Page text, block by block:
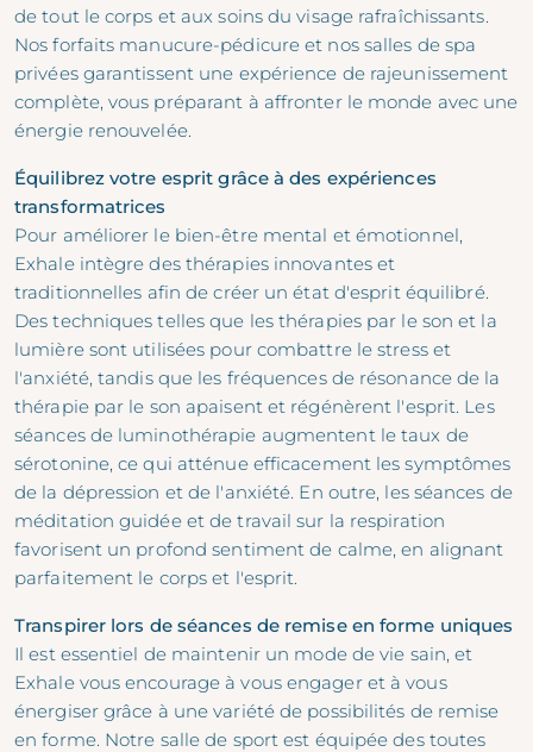
de tout le corps et aux soins du visage rafraîchissants.
Nos forfaits manucure-pédicure et nos salles de spa
privées garantissent une expérience de rajeunissement
complète, vous préparant à affronter le monde avec une
énergie renouvelée.
Équilibrez votre esprit grâce à des expériences
transformatrices
Pour améliorer le bien-être mental et émotionnel,
Exhale intègre des thérapies innovantes et
traditionnelles afin de créer un état d'esprit équilibré.
Des techniques telles que les thérapies par le son et la
lumière sont utilisées pour combattre le stress et
l'anxiété, tandis que les fréquences de résonance de la
thérapie par le son apaisent et régénèrent l'esprit. Les
séances de luminothérapie augmentent le taux de
sérotonine, ce qui atténue efficacement les symptômes
de la dépression et de l'anxiété. En outre, les séances de
méditation guidée et de travail sur la respiration
favorisent un profond sentiment de calme, en alignant
parfaitement le corps et l'esprit.
Transpirer lors de séances de remise en forme uniques
Il est essentiel de maintenir un mode de vie sain, et
Exhale vous encourage à vous engager et à vous
énergiser grâce à une variété de possibilités de remise
en forme. Notre salle de sport est équipée des toutes